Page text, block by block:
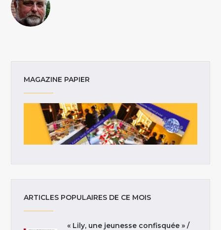
MAGAZINE PAPIER
ARTICLES POPULAIRES DE CE MOIS
« Lily, une jeunesse confisquée » /